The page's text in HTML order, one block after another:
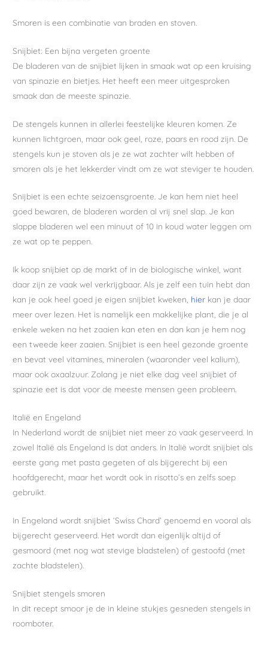
Smoren is een combinatie van braden en stoven.
Snijbiet: Een bijna vergeten groente
De bladeren van de snijbiet lijken in smaak wat op een kruising
van spinazie en bietjes. Het heeft een meer uitgesproken
smaak dan de meeste spinazie.
De stengels kunnen in allerlei feestelijke kleuren komen. Ze
kunnen lichtgroen, maar ook geel, roze, paars en rood zijn. De
stengels kun je stoven als je ze wat zachter wilt hebben of
smoren als je het lekkerder vindt om ze wat steviger te houden.
Snijbiet is een echte seizoensgroente. Je kan hem niet heel
goed bewaren, de bladeren worden al vrij snel slap. Je kan
slappe bladeren wel een minuut of 10 in koud water leggen om
ze wat op te peppen.
Ik koop snijbiet op de markt of in de biologische winkel, want
daar zijn ze vaak wel verkrijgbaar. Als je zelf een tuin hebt dan
kan je ook heel goed je eigen snijbiet kweken, hier kan je daar
meer over lezen. Het is namelijk een makkelijke plant, die je al
enkele weken na het zaaien kan eten en dan kan je hem nog
een tweede keer zaaien. Snijbiet is een heel gezonde groente
en bevat veel vitamines, mineralen (waaronder veel kalium),
maar ook oxaalzuur. Zolang je niet elke dag veel snijbiet of
spinazie eet is dat voor de meeste mensen geen probleem.
Italië en Engeland
In Nederland wordt de snijbiet niet meer zo vaak geserveerd. In
zowel Italië als Engeland is dat anders. In Italië wordt snijbiet als
eerste gang met pasta gegeten of als bijgerecht bij een
hoofdgerecht, maar het wordt ook in risotto’s en zelfs soep
gebruikt.
In Engeland wordt snijbiet ‘Swiss Chard’ genoemd en vooral als
bijgerecht geserveerd. Het wordt dan eigenlijk altijd of
gesmoord (met nog wat stevige bladstelen) of gestoofd (met
zachte bladstelen).
Snijbiet stengels smoren
In dit recept smoor je de in kleine stukjes gesneden stengels in
roomboter.